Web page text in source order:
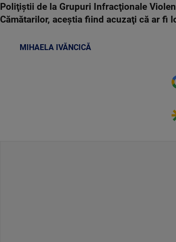
Poliţiştii de la Grupuri Infracţionale
Cămătarilor, aceştia fiind acuzaţi că ar fi
MIHAELA IVĂNCICĂ